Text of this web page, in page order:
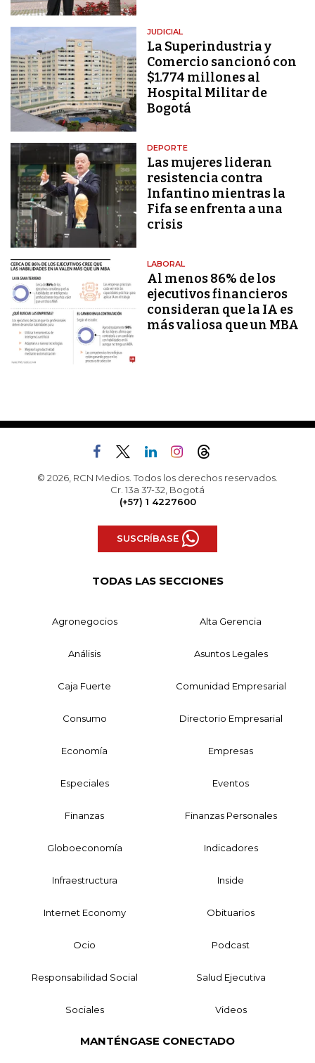
JUDICIAL
La Superindustria y
Comercio sancionó con
$1.774 millones al
Hospital Militar de
Bogotá
DEPORTE
Las mujeres lideran
resistencia contra
Infantino mientras la
Fifa se enfrenta a una
crisis
LABORAL
Al menos 86% de los
ejecutivos financieros
consideran que la IA es
más valiosa que un MBA
© 2026, RCN Medios. Todos los derechos reservados.
Cr. 13a 37-32, Bogotá
(+57) 1 4227600
SUSCRÍBASE
TODAS LAS SECCIONES
Agronegocios Alta Gerencia
Análisis Asuntos Legales
Caja Fuerte Comunidad Empresarial
Consumo Directorio Empresarial
Economía Empresas
Especiales Eventos
Finanzas Finanzas Personales
Globoeconomía Indicadores
Infraestructura Inside
Internet Economy Obituarios
Ocio Podcast
Responsabilidad Social Salud Ejecutiva
Sociales Videos
MANTÉNGASE CONECTADO